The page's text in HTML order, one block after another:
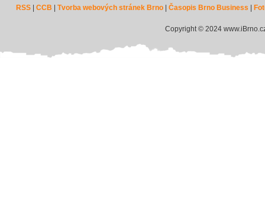
RSS |CCB |Tvorba webových stránek Brno |Časopis Brno Business
Copyright © 2024